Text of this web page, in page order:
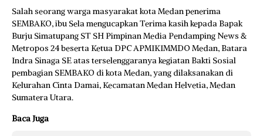
Salah seorang warga masyarakat kota Medan penerima
SEMBAKO, ibu Sela mengucapkan Terima kasih kepada Bapak
Burju Simatupang ST SH Pimpinan Media Pendamping News &
Metropos 24 beserta Ketua DPC APMIKIMMDO Medan, Batara
Indra Sinaga SE atas terselenggaranya kegiatan Bakti Sosial
pembagian SEMBAKO di kota Medan, yang dilaksanakan di
Kelurahan Cinta Damai, Kecamatan Medan Helvetia, Medan
Sumatera Utara.
Baca Juga